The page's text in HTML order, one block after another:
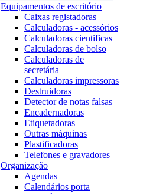
Equipamentos de escritório
Caixas registadoras
Calculadoras - acessórios
Calculadoras cientificas
Calculadoras de bolso
Calculadoras de
secretária
Calculadoras impressoras
Destruidoras
Detector de notas falsas
Encadernadoras
Etiquetadoras
Outras máquinas
Plastificadoras
Telefones e gravadores
Organização
Agendas
Calendários porta